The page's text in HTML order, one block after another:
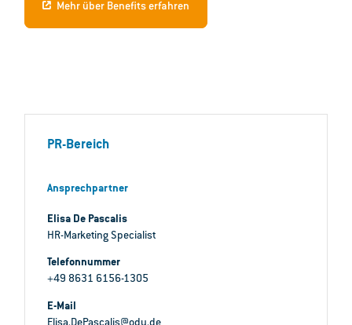
Mehr über Benefits erfahren
PR-Bereich
Ansprechpartner
Elisa De Pascalis
HR-Marketing Specialist
Telefonnummer
+49 8631 6156-1305
E-Mail